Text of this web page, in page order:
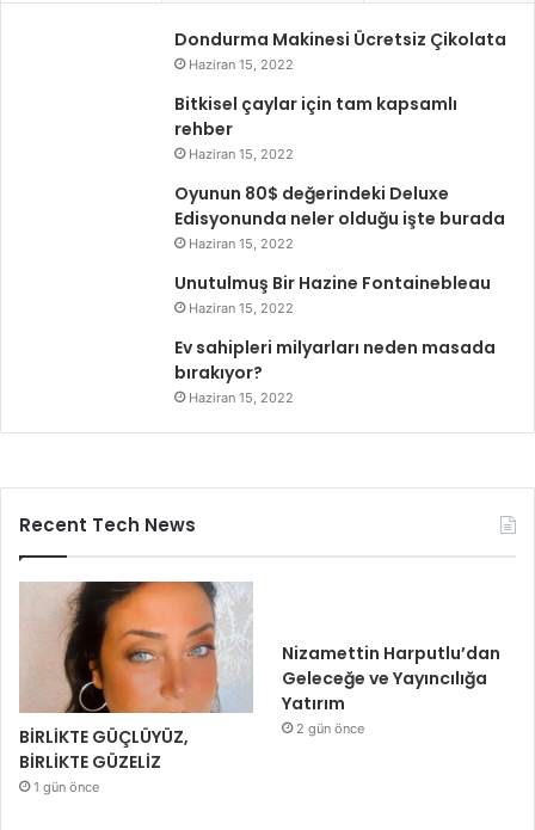
Dondurma Makinesi Ücretsiz Çikolata
Haziran 15, 2022
Bitkisel çaylar için tam kapsamlı
rehber
Haziran 15, 2022
Oyunun 80$ değerindeki Deluxe
Edisyonunda neler olduğu işte burada
Haziran 15, 2022
Unutulmuş Bir Hazine Fontainebleau
Haziran 15, 2022
Ev sahipleri milyarları neden masada
bırakıyor?
Haziran 15, 2022
Recent Tech News
BİRLİKTE GÜÇLÜYÜZ,
BİRLİKTE GÜZELİZ
1 gün önce
Nizamettin Harputlu’dan
Geleceğe ve Yayıncılığa
Yatırım
2 gün önce